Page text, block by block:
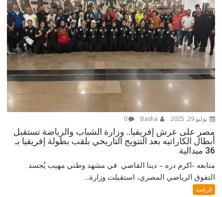
يوليو 29, 2025 0
مصر على عرش إفريقيا.. وزارة الشباب والرياضة تستقبل
أبطال الكاراتيه بعد التتويج التاريخي بلقب بطولة إفريقيا بـ
36 ميدالية
متابعه -اكرم دره – دينا القاضي في مشهد وطني مهيب يُجسد
التفوق الرياضي المصري، استقبلت وزارة...
الرياضة